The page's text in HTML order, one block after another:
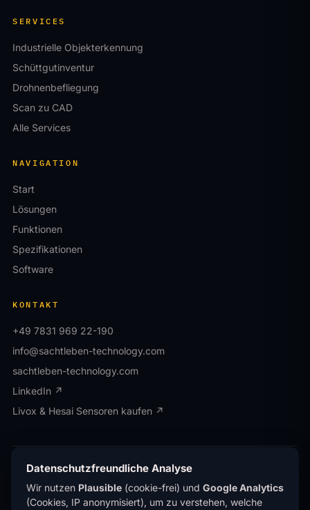
SERVICES
Industrielle Objekterkennung
Schüttgutinventur
Drohnenbefliegung
Scan zu CAD
Alle Services
NAVIGATION
Start
Lösungen
Funktionen
Spezifikationen
Software
KONTAKT
+49 7831 969 22-190
info@sachtleben-technology.com
sachtleben-technology.com
LinkedIn ↗
Livox & Hesai Sensoren kaufen ↗
© Sachtleben Technology GmbH · Alle Rechte
vorbehalten.
DatenschutzImpressum
®
Datenschutzfreundliche Analyse
Wir nutzen Plausible (cookie-frei) und Google Analytics
(Cookies, IP anonymisiert), um zu verstehen, welche